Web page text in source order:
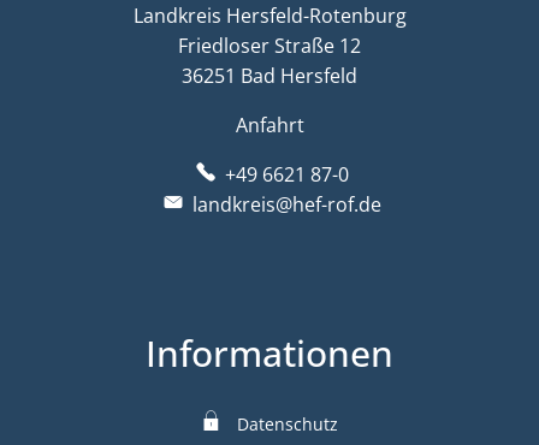
Landkreis Hersfeld-Rotenburg
Friedloser Straße 12
36251 Bad Hersfeld
Anfahrt
+49 6621 87-0
landkreis@hef-rof.de
Informationen
Datenschutz